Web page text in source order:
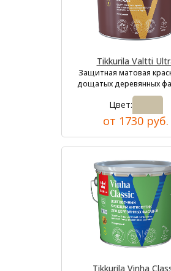
Tikkurila Valtti
Защитная матовая
дощатых деревянных
Цвет:
от 1730 руб.
Tikkurila Vinha